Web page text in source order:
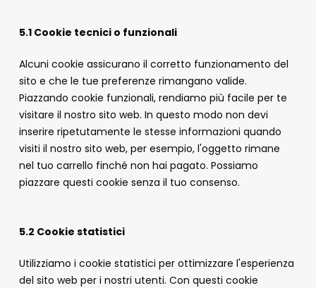
5.1 Cookie tecnici o funzionali
Alcuni cookie assicurano il corretto funzionamento del
sito e che le tue preferenze rimangano valide.
Piazzando cookie funzionali, rendiamo più facile per te
visitare il nostro sito web. In questo modo non devi
inserire ripetutamente le stesse informazioni quando
visiti il nostro sito web, per esempio, l'oggetto rimane
nel tuo carrello finché non hai pagato. Possiamo
piazzare questi cookie senza il tuo consenso.
5.2 Cookie statistici
Utilizziamo i cookie statistici per ottimizzare l'esperienza
del sito web per i nostri utenti. Con questi cookie